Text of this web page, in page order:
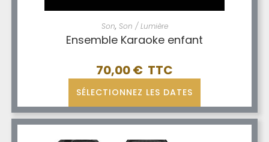
Son, Son / Lumière
Ensemble Karaoke enfant
70,00€
SÉLECTIONNEZ LES DATES